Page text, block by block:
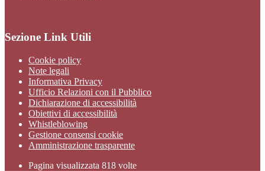
Sezione Link Utili
Cookie policy
Note legali
Informativa Privacy
Ufficio Relazioni con il Pubblico
Dichiarazione di accessibilità
Obiettivi di accessibilità
Whistleblowing
Gestione consensi cookie
Amministrazione trasparente
Pagina visualizzata 818 volte